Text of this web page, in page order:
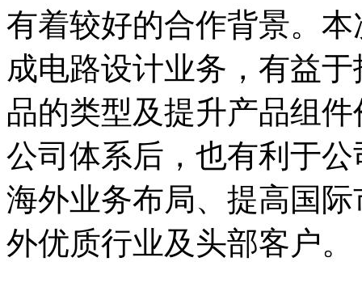
有着较好的合作背景。
成电路设计业务，有益
品的类型及提升产品组
公司体系后，也有利于
海外业务布局、提高国
外优质行业及头部客户。